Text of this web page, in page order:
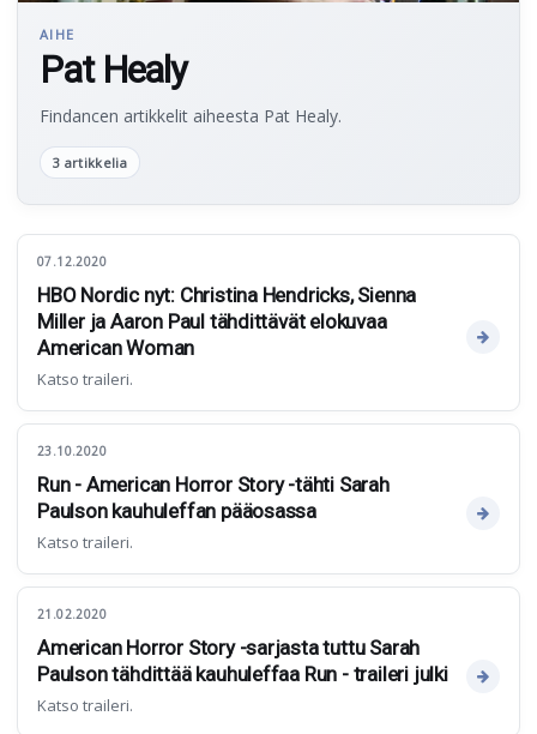
AIHE
Pat Healy
Findancen artikkelit aiheesta Pat Healy.
3 artikkelia
07.12.2020
HBO Nordic nyt: Christina Hendricks, Sienna
Miller ja Aaron Paul tähdittävät elokuvaa
American Woman
Katso traileri.
23.10.2020
Run - American Horror Story -tähti Sarah
Paulson kauhuleffan pääosassa
Katso traileri.
21.02.2020
American Horror Story -sarjasta tuttu Sarah
Paulson tähdittää kauhuleffaa Run - traileri julki
Katso traileri.